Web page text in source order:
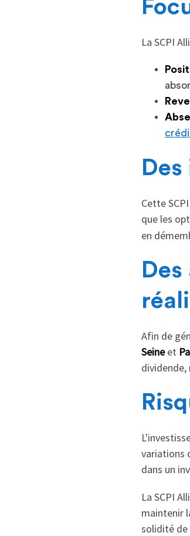
La SCPI
Cette
que les
en
Afin de
Seineet
dividende,
variations
dans un
La SCPI
maintenir
solidité de